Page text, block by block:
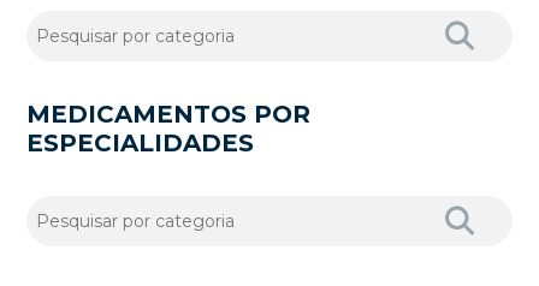
MEDICAMENTOS POR
ESPECIALIDADES